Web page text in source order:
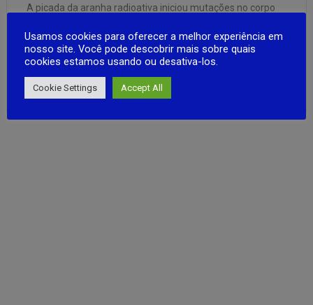
A picada da aranha radioativa iniciou mutações no corpo
incluem força sobre-humana, um sexto sentido como
“sentido de aranha” que o alerta para o perigo, habilidades
super-heróis. CRIAR …
FULL ARTICLE
Usamos cookies para oferecer a melhor experiência em
nosso site. Você pode descobrir mais sobre quais
cookies estamos usando ou desativa-los.
Cookie Settings Accept All